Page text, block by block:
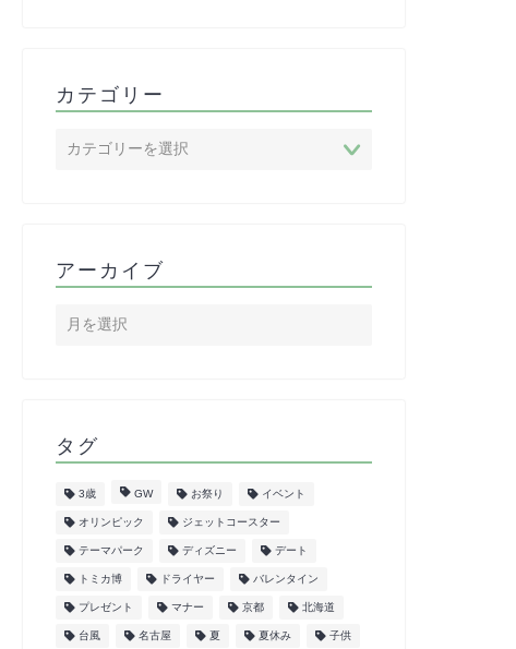
カテゴリー
アーカイブ
タグ
3歳 GW お祭り イベント
オリンピック ジェットコースター
テーマパーク ディズニー デート
トミカ博 ドライヤー バレンタイン
プレゼント マナー 京都 北海道
台風 名古屋 夏 夏休み 子供